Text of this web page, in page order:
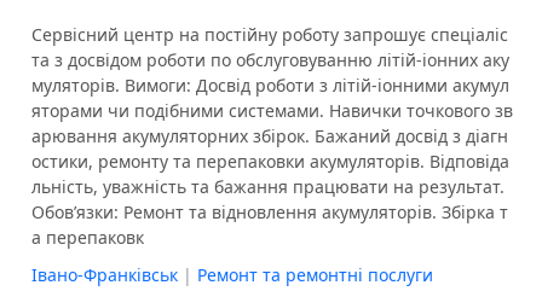
Сервісний центр на постійну роботу запрошує спеціаліс
та з досвідом роботи по обслуговуванню літій-іонних аку
муляторів. Вимоги: Досвід роботи з літій-іонними акумул
яторами чи подібними системами. Навички точкового зв
арювання акумуляторних збірок. Бажаний досвід з діагн
остики, ремонту та перепаковки акумуляторів. Відповіда
льність, уважність та бажання працювати на результат.
Обов’язки: Ремонт та відновлення акумуляторів. Збірка т
а перепаковк
Івано-Франківськ | Ремонт та ремонтні послуги